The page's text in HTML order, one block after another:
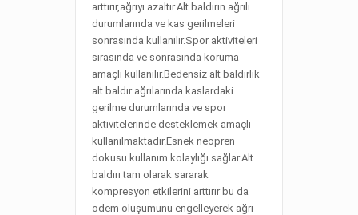
arttırır,ağrıyı azaltır.Alt baldırın ağrılı
durumlarında ve kas gerilmeleri
sonrasında kullanılır.Spor aktiviteleri
sırasında ve sonrasında koruma
amaçlı kullanılır.Bedensiz alt baldırlık
alt baldır ağrılarında kaslardaki
gerilme durumlarında ve spor
aktivitelerinde desteklemek amaçlı
kullanılmaktadır.Esnek neopren
dokusu kullanım kolaylığı sağlar.Alt
baldırı tam olarak sararak
kompresyon etkilerini arttırır bu da
ödem oluşumunu engelleyerek ağrı